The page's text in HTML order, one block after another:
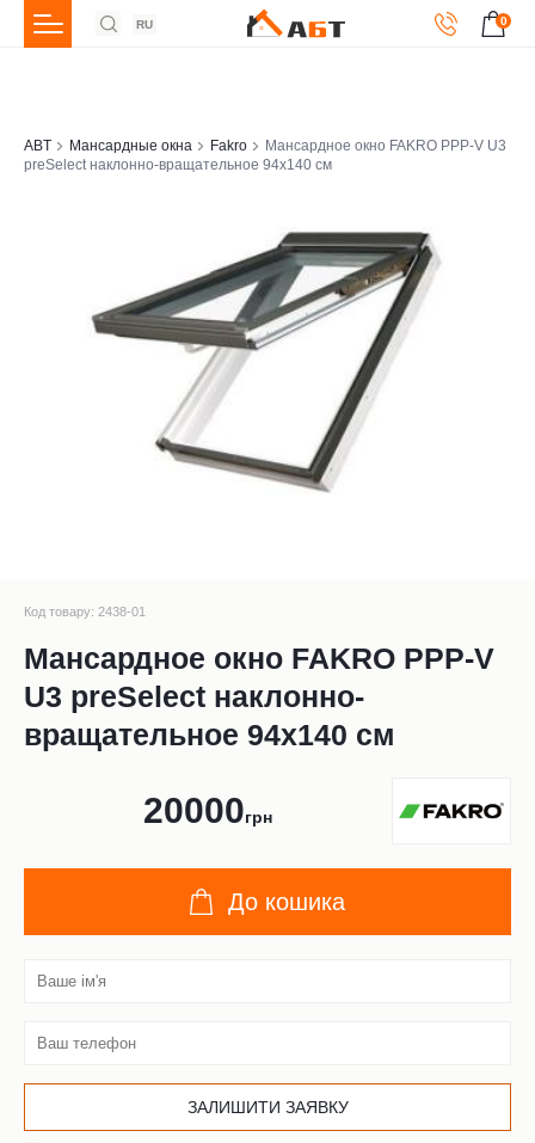
RU 0
ABT Мансардные окна Fakro
Мансардное окно FAKRO PPP-V U3
preSelect наклонно-вращательное 94x140 см
Код товару: 2438-01
Мансардное окно FAKRO PPP-V
U3 preSelect наклонно-
вращательное 94x140 см
20000грн
До кошика